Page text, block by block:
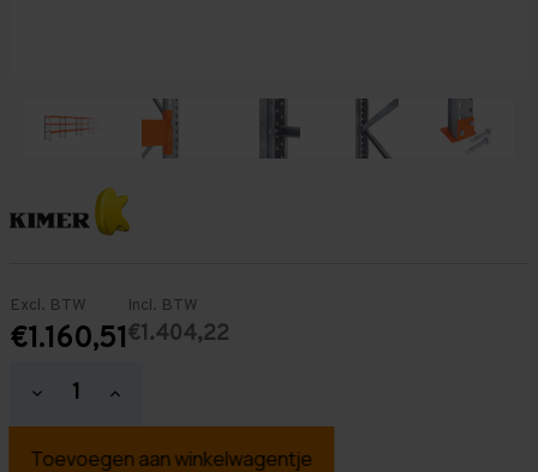
Excl. BTW
€1.160,51
Incl. BTW
€1.404,22
Hoeveelheid
verlagen
Palletstelling
Hoeveelheid
verhogen
Palletstelling